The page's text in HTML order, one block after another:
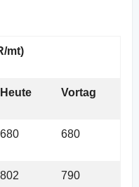
mt)
Heute Vortag
680 680
802 790